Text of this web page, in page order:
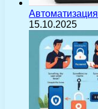
15.10.2025